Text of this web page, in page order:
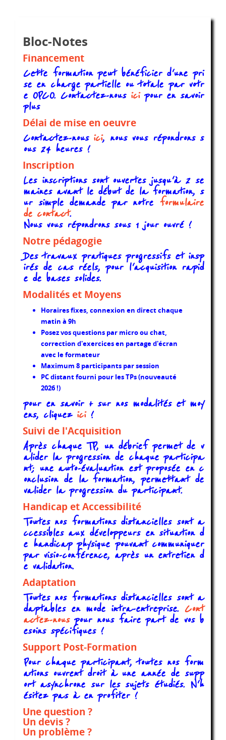
Bloc-Notes
Financement
Cette formation peut bénéficier d'une pri
se en charge partielle ou totale par votr
e OPCO. Contactez-nous icipour en savoir
plus
Délai de mise en oeuvre
Contactez-nous ici, nous vous répondrons s
ous 24 heures !
Inscription
Les inscriptions sont ouvertes jusqu'à 2 se
maines avant le début de la formation, s
ur simple demande par notre formulaire
de contact.
Nous vous répondrons sous 1 jour ouvré !
Notre pédagogie
Des travaux pratiques progressifs et insp
irés de cas réels, pour l'acquisition rapid
e de bases solides.
Modalités et Moyens
Horaires fixes, connexion en direct chaque
matin à 9h
Posez vos questions par micro ou chat,
correction d'exercices en partage d'écran
avec le formateur
Maximum 8 participants par session
PC distant fourni pour les TPs (nouveauté
2026 !)
pour en savoir + sur nos modalités et moy
ens, cliquez ici!
Suivi de l'Acquisition
Après chaque TP, un débrief permet de v
alider la progression de chaque participa
nt; une auto-évaluation est proposée en c
onclusion de la formation, permettant de
valider la progression du participant.
Handicap et Accessibilité
Toutes nos formations distancielles sont a
ccessibles aux développeurs en situation d
e handicap physique pouvant communiquer
par visio-conférence, après un entretien d
e validation.
Adaptation
Toutes nos formations distancielles sont a
daptables en mode intra-entreprise. Cont
actez-nouspour nous faire part de vos b
esoins spécifiques !
Support Post-Formation
Pour chaque participant, toutes nos form
ations ouvrent droit à une année de supp
ort asynchrone sur les sujets étudiés. N'h
ésitez pas à en profiter !
Une question ?
Un devis ?
Un problème ?